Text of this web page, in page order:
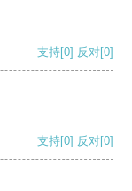
支持[0] 反对[0]
支持[0] 反对[0]